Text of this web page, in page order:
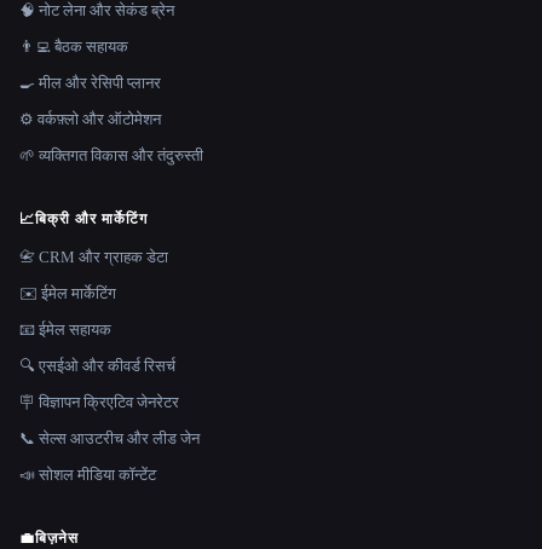
🧠 नोट लेना और सेकंड ब्रेन
👨‍💻 बैठक सहायक
🍳 मील और रेसिपी प्लानर
⚙️ वर्कफ़्लो और ऑटोमेशन
🌱 व्यक्तिगत विकास और तंदुरुस्ती
📈बिक्री और मार्केटिंग
📇 CRM और ग्राहक डेटा
✉️ ईमेल मार्केटिंग
📧 ईमेल सहायक
🔍 एसईओ और कीवर्ड रिसर्च
🪧 विज्ञापन क्रिएटिव जेनरेटर
📞 सेल्स आउटरीच और लीड जेन
📣 सोशल मीडिया कॉन्टेंट
💼बिज़नेस